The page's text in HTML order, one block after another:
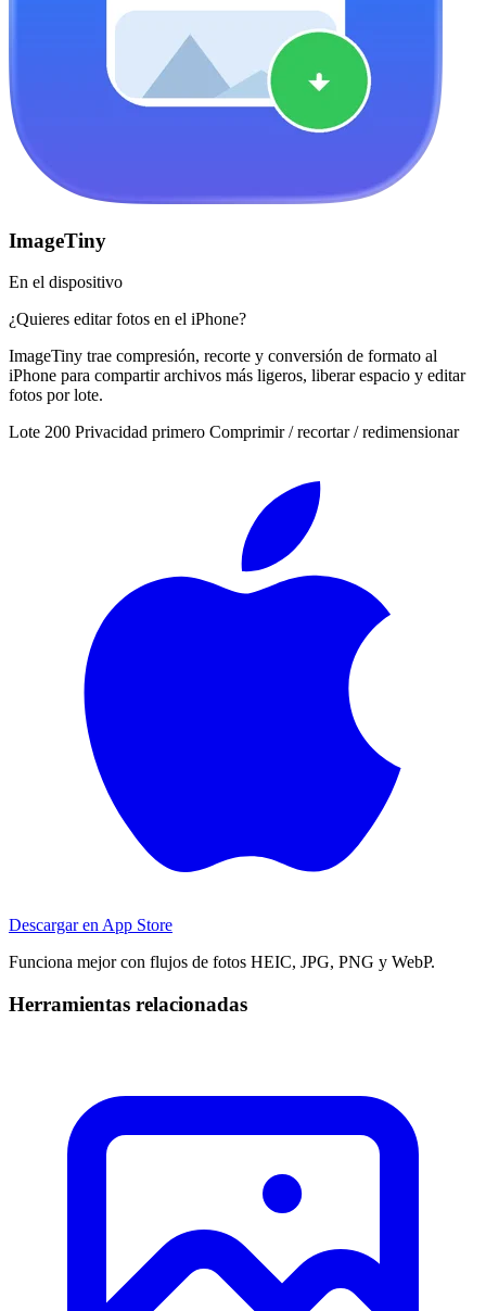
ImageTiny
En el dispositivo
¿Quieres editar fotos en el iPhone?
ImageTiny trae compresión, recorte y conversión de formato al
iPhone para compartir archivos más ligeros, liberar espacio y editar
fotos por lote.
Lote 200 Privacidad primero Comprimir / recortar / redimensionar
Descargar en App Store
Funciona mejor con flujos de fotos HEIC, JPG, PNG y WebP.
Herramientas relacionadas